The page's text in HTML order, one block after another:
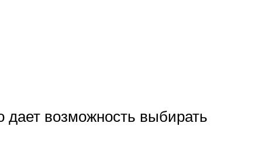
возможность выбирать